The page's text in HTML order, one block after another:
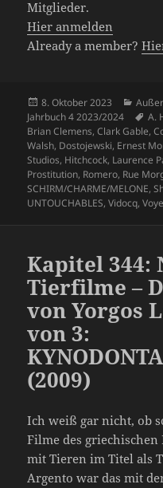
Mitglieder.
Hier anmelden
Already a member?
Veröffentlicht
am
8. Oktober 2023
Jahrbuch 4 2023/2024
A.
Brian Clemens,Clark Gable,
Walsh, Dostojewski, Ernest
Studios, Hitchcock, Laurence
Prostitution, Romero, Rue
SCHIRM/CHARME/MELONE,
UNTOUCHABLES,Vidocq,
Kapitel
Tierfilme –
von Yorgos
von 3:
(2009)
Ich weiß gar nicht, ob
Filme des griechischen
mit Tieren im Titel als
Argento war das mit